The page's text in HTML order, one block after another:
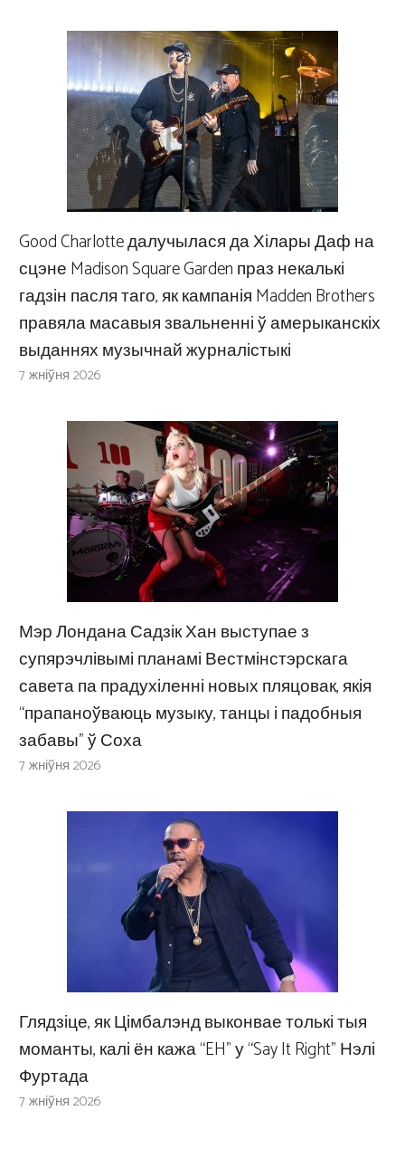
Good Charlotte далучылася да Хілары Даф на
сцэне Madison Square Garden праз некалькі
гадзін пасля таго, як кампанія Madden Brothers
правяла масавыя звальненні ў амерыканскіх
выданнях музычнай журналістыкі
7 жніўня 2026
Мэр Лондана Садзік Хан выступае з
супярэчлівымі планамі Вестмінстэрскага
савета па прадухіленні новых пляцовак, якія
“прапаноўваюць музыку, танцы і падобныя
забавы” ў Соха
7 жніўня 2026
Глядзіце, як Цімбалэнд выконвае толькі тыя
моманты, калі ён кажа “EH” у “Say It Right” Нэлі
Фуртада
7 жніўня 2026